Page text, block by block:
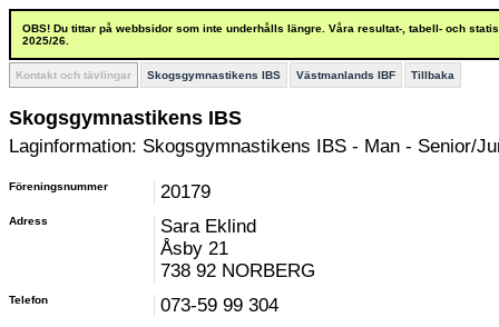
OBS! Du tittar på webbsidor som inte underhålls längre. Våra resultat-, tabell- och
2025/26.
Kontakt och tävlingar Skogsgymnastikens IBS Västmanlands IBF Tillbaka
Skogsgymnastikens IBS
Laginformation: Skogsgymnastikens IBS - Man - Senior/
Föreningsnummer 20179
Adress
Sara Eklind
Åsby 21
738 92 NORBERG
Telefon 073-59 99 304